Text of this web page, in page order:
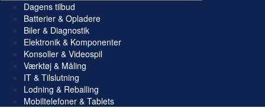
Dagens tilbud
Batterier & Opladere
Biler & Diagnostik
Elektronik & Komponenter
Konsoller & Videospil
Værktøj & Måling
IT & Tilslutning
Lodning & Reballing
Mobiltelefoner & Tablets